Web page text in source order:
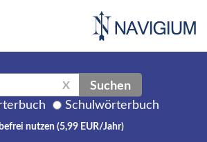
X Suchen
Schulwörterbuch
nutzen (5,99 EUR/Jahr)